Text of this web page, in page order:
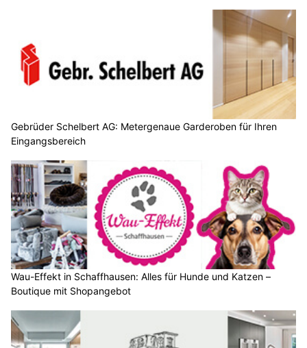
Gebrüder Schelbert AG: Metergenaue Garderoben für Ihren
Eingangsbereich
Wau-Effekt in Schaffhausen: Alles für Hunde und Katzen –
Boutique mit Shopangebot